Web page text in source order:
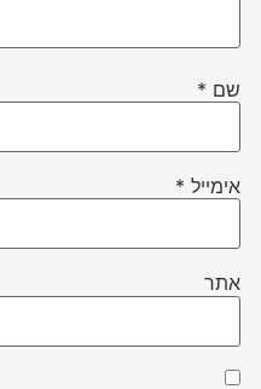
שם *
אימייל *
אתר